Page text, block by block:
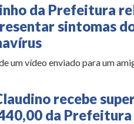
da Prefeitura
sintomas
um vídeo enviado para um
recebe
da Prefeitura